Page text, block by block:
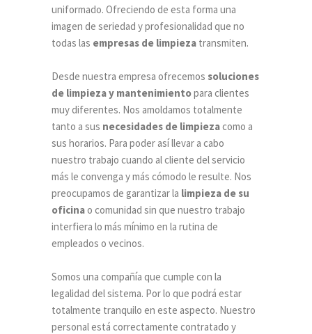
uniformado. Ofreciendo de esta forma una
imagen de seriedad y profesionalidad que no
todas las empresas de limpieza transmiten.
Desde nuestra empresa ofrecemos soluciones
de limpieza y mantenimientopara clientes
muy diferentes. Nos amoldamos totalmente
tanto a sus necesidades de limpiezacomo a
sus horarios. Para poder así llevar a cabo
nuestro trabajo cuando al cliente del servicio
más le convenga y más cómodo le resulte. Nos
preocupamos de garantizar la limpieza de su
oficinao comunidad sin que nuestro trabajo
interfiera lo más mínimo en la rutina de
empleados o vecinos.
Somos una compañía que cumple con la
legalidad del sistema. Por lo que podrá estar
totalmente tranquilo en este aspecto. Nuestro
personal está correctamente contratado y